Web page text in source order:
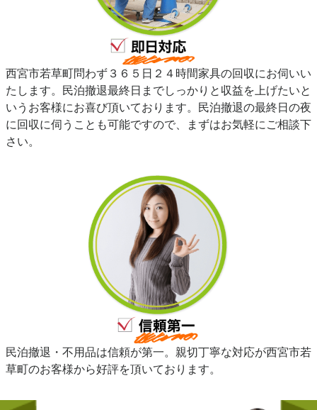
西宮市若草町問わず３６５日２４時間家具の回収にお伺いい
たします。民泊撤退最終日までしっかりと収益を上げたいと
いうお客様にお喜び頂いております。民泊撤退の最終日の夜
に回収に伺うことも可能ですので、まずはお気軽にご相談下
さい。
民泊撤退・不用品は信頼が第一。親切丁寧な対応が西宮市若
草町のお客様から好評を頂いております。